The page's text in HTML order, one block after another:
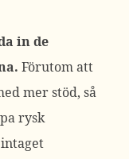
in de
Förutom att
mer stöd, så
rysk